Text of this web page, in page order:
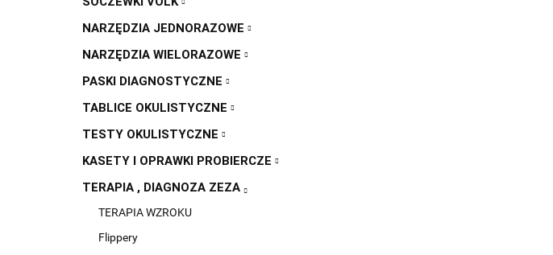
NARZĘDZIA JEDNORAZOWE
NARZĘDZIA WIELORAZOWE
PASKI DIAGNOSTYCZNE
TABLICE OKULISTYCZNE
TESTY OKULISTYCZNE
KASETY I OPRAWKI PROBIERCZE
TERAPIA , DIAGNOZA ZEZA
TERAPIA WZROKU
Flippery